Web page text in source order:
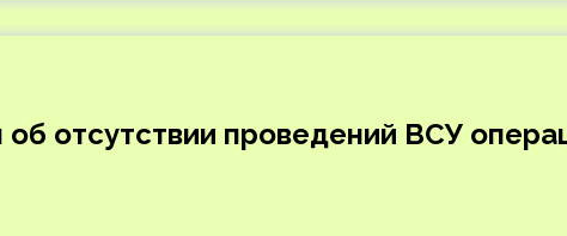
отсутствии проведений ВСУ